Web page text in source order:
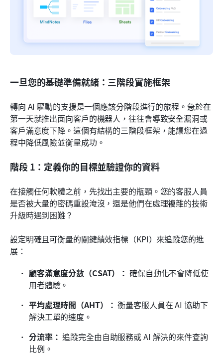
一旦您的基礎準備就緒：三階段實施框架
轉向 AI 驅動的支援是一個應該分階段進行的旅程。急於在
第一天就推出面向客戶的機器人，往往會導致安全漏洞或
客戶滿意度下降。這個有結構的三階段框架，能讓您在過
程中降低風險並衡量成功。
階段 1：定義你的目標並驗證你的資料
在接觸任何軟體之前，先找出主要的瓶頸。您的客服人員
是否被大量的密碼重設淹沒，還是他們在處理複雜的技術
升級時遇到困難？
設定明確且可衡量的關鍵績效指標（KPI）來追蹤您的進
展：
顧客滿意度分數（CSAT）： 確保自動化不會降低使
用者體驗。
平均處理時間（AHT）： 衡量客服人員在 AI 協助下
解決工單的速度。
分流率： 追蹤完全由自助服務或 AI 解決的來件查詢
比例。